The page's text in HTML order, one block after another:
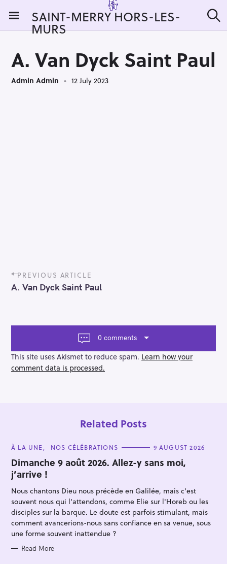
i
SAINT-MERRY HORS-LES-
MURS e
r
h
A. Van Dyck Saint Paul
Admin Admin 12 July 2023
P
o
s
a
g
a
t
PREVIOUS ARTICLE
A. Van Dyck Saint Paul
0 comments
This site uses Akismet to reduce spam. Learn how your
comment data is processed.
Related Posts
C
T
E
G
O
R
I
E
S
À LA UNE NOS CÉLÉBRATIONS 9 AUGUST 2026
Dimanche 9 août 2026. Allez-y sans moi,
j’arrive !
Nous chantons Dieu nous précède en Galilée, mais c'est
souvent nous qui l'attendons, comme Elie sur l'Horeb ou les
disciples sur la barque. Le doute est parfois stimulant, mais
comment avancerions-nous sans confiance en sa venue, sous
une forme souvent inattendue ?
Read More